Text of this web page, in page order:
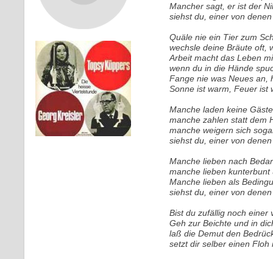
Mancher sagt, er ist der
siehst du, einer von
Quäle nie ein Tier zum
wechsle deine Bräute oft,
Arbeit macht das Leben
wenn du in die Hände
Fange nie was Neues an,
Sonne ist warm, Feuer ist
Manche laden keine
manche zahlen statt dem
manche weigern sich
siehst du, einer von
Manche lieben nach
manche lieben kunterbunt
Manche lieben als
siehst du, einer von
Bist du zufällig noch einer
Geh zur Beichte und in
laß die Demut den
setzt dir selber einen Floh